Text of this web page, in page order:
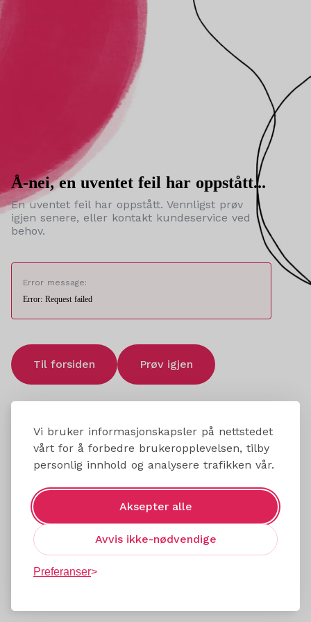
Vi bruker informasjonskapsler på nettstedet
vårt for å forbedre brukeropplevelsen, tilby
personlig innhold og analysere trafikken vår.
Aksepter alle
Avvis ikke-nødvendige
Preferanser
Å-nei, en uventet feil har oppstått...
En uventet feil har oppstått. Vennligst prøv
igjen senere, eller kontakt kundeservice ved
behov.
Error message:
Error: Request failed
Til forsiden Prøv igjen